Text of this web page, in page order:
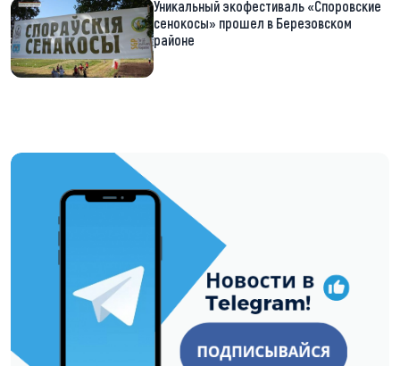
Уникальный экофестиваль «Споровские
сенокосы» прошел в Березовском
районе
https://t.me/minskctvby